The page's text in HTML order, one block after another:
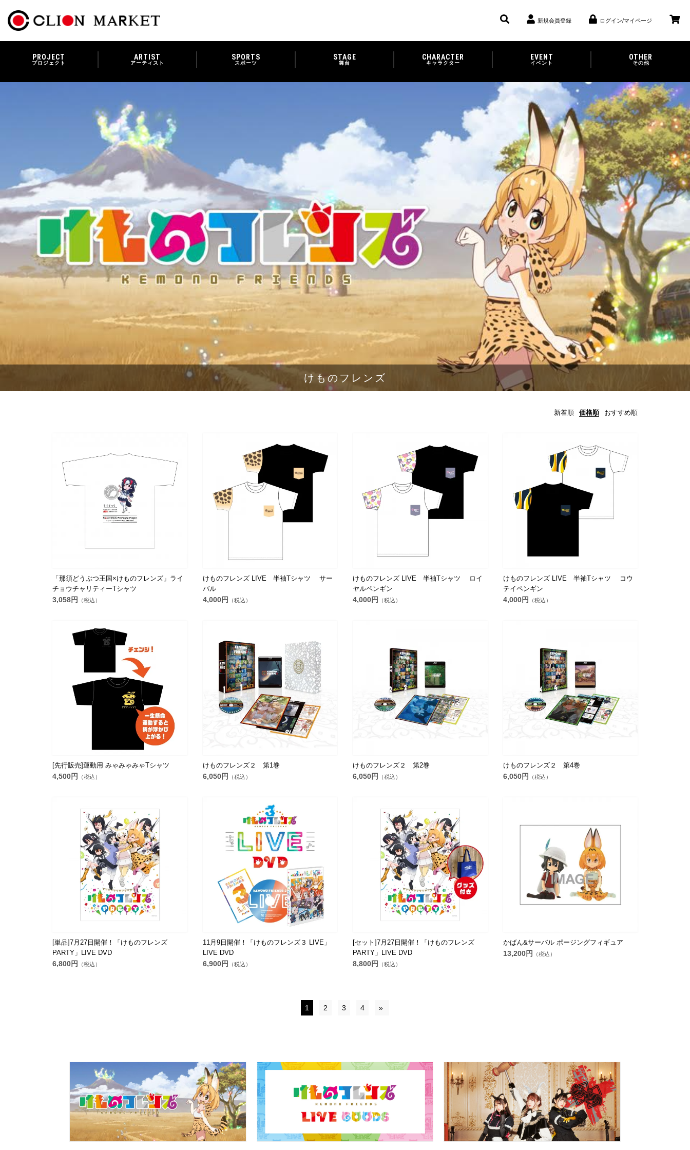
新規会員登録 ログイン/マイページ
PROJECT
プロジェクト
ARTIST
アーティスト
SPORTS
スポーツ
STAGE
舞台
CHARACTER
キャラクター
EVENT
イベント
OTHER
その他
けものフレンズ
新着順 価格順 おすすめ順
「那須どうぶつ王国×けものフレンズ」ライ
チョウチャリティーTシャツ
3,058円 （税込）
けものフレンズ LIVE 半袖Tシャツ サー
バル
4,000円 （税込）
けものフレンズ LIVE 半袖Tシャツ ロイ
ヤルペンギン
4,000円 （税込）
けものフレンズ LIVE 半袖Tシャツ コウ
テイペンギン
4,000円 （税込）
[先行販売]運動用 みゃみゃみゃTシャツ
4,500円 （税込）
けものフレンズ２ 第1巻
6,050円 （税込）
けものフレンズ２ 第2巻
6,050円 （税込）
けものフレンズ２ 第4巻
6,050円 （税込）
[単品]7月27日開催！「けものフレンズ
PARTY」LIVE DVD
6,800円 （税込）
11月9日開催！「けものフレンズ３ LIVE」
LIVE DVD
6,900円 （税込）
[セット]7月27日開催！「けものフレンズ
PARTY」LIVE DVD
8,800円 （税込）
かばん&サーバル ポージングフィギュア
13,200円 （税込）
1 2 3 4 »